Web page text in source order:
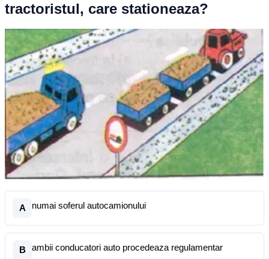
tractoristul, care stationeaza?
A numai soferul autocamionului
B ambii conducatori auto procedeaza regulamentar